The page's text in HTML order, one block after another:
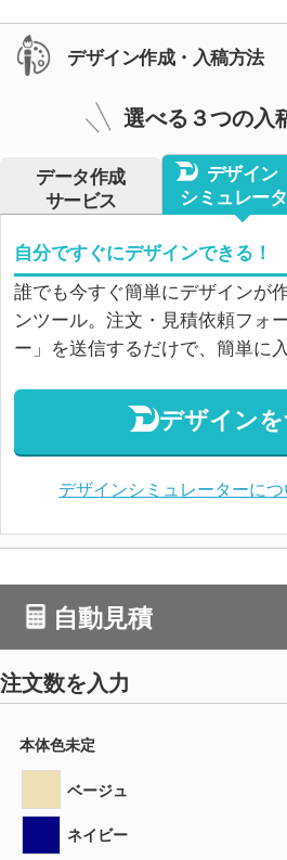
デザイン作成・入稿方法
選べる３つの入
データ作成
サービス
デザイン
シミュレー
自分ですぐにデザインできる！
誰でも今すぐ簡単にデザインが
ンツール。注文・見積依頼フォ
ー」を送信するだけで、簡単に
デザイン
デザインシミュレーターに
自動見積
注文数を入力
本体色未定
ベージュ
ネイビー